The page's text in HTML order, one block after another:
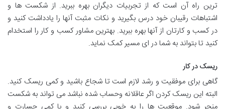
ترین راه آن است که از تجربیات دیگران بهره ببرید. از شکست ها و
اشتباهات رقیبان خود درس بگیرید و نکات مثبت آنها را یادداشت کنید و
در کسب و کارتان از آنها بهره ببرید. بهترین مشاور کسب و کار را استخدام
کنید تا بتواند به شما در ای مسیر کمک نماید.
ریسک در کار
گاهی برای موفقیت و رشد لازم است تا شجاع باشید و کمی ریسک کنید.
البته این ریسک کردن اگر عاقلانه وحساب شده نباشد می تواند به شکست